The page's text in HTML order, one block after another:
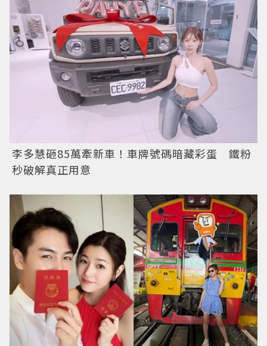
李多慧砸85萬牽新車！車牌號碼暗藏彩蛋 鐵粉
秒破解真正用意